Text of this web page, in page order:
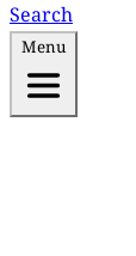
Search
Menu